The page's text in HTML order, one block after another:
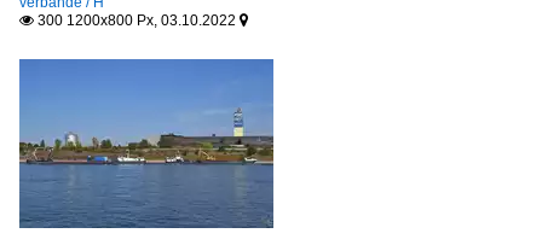
 300 1200x800 Px, 03.10.2022 